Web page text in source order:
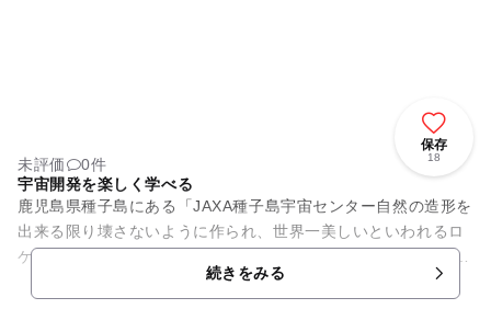
保存
18
未評価
0件
宇宙開発を楽しく学べる
鹿児島県種子島にある「JAXA種子島宇宙センター自然の造形を
出来る限り壊さないように作られ、世界一美しいといわれるロ
ケット打ち上げ射場です。 宇宙センター内にある「宇宙科学技
続きをみる